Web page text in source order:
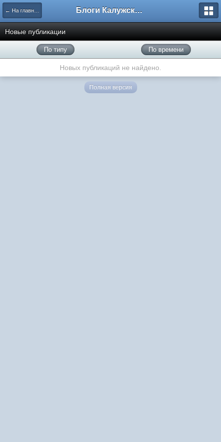
← На главную Блоги Калужского перекрестка
Новые публикации
По типу По времени
Новых публикаций не найдено.
Полная версия